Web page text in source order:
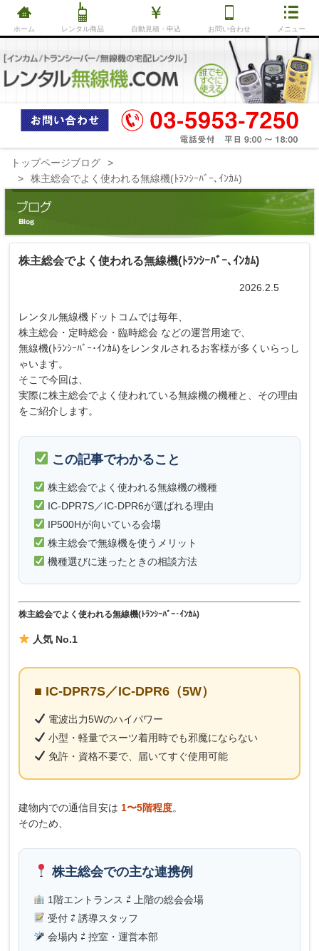
ホーム レンタル商品 自動見積・申込 お問い合わせ メニュー
トップページブログ
株主総会でよく使われる無線機(ﾄﾗﾝｼｰﾊﾞｰ､ｲﾝｶﾑ)
株主総会でよく使われる無線機(ﾄﾗﾝｼｰﾊﾞｰ､ｲﾝｶﾑ)
2026.2.5
レンタル無線機ドットコムでは毎年、
株主総会・定時総会・臨時総会 などの運営用途で、
無線機(ﾄﾗﾝｼｰﾊﾞｰ･ｲﾝｶﾑ)をレンタルされるお客様が多くいらっし
ゃいます。
そこで今回は、
実際に株主総会でよく使われている無線機の機種と、その理由
をご紹介します。
この記事でわかること
株主総会でよく使われる無線機の機種
IC-DPR7S／IC-DPR6が選ばれる理由
IP500Hが向いている会場
株主総会で無線機を使うメリット
機種選びに迷ったときの相談方法
株主総会でよく使われる無線機(ﾄﾗﾝｼｰﾊﾞｰ･ｲﾝｶﾑ)
人気 No.1
■ IC-DPR7S／IC-DPR6（5W）
電波出力5Wのハイパワー
小型・軽量でスーツ着用時でも邪魔にならない
免許・資格不要で、届いてすぐ使用可能
建物内での通信目安は 1〜5階程度。
そのため、
株主総会での主な連携例
1階エントランス ⇄ 上階の総会会場
受付 ⇄ 誘導スタッフ
会場内 ⇄ 控室・運営本部